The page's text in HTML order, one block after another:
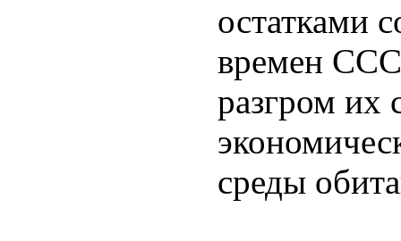
остатками
времен
разгром их
среды